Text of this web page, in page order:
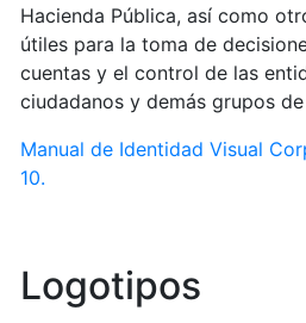
Hacienda Pública, así como
útiles para la toma de
cuentas y el control de las
ciudadanos y demás grupos
Manual de Identidad Visual
10.
Logotipos